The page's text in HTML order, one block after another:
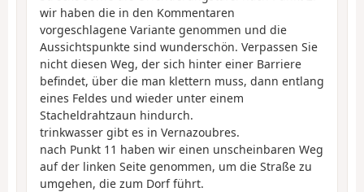
wir haben die in den Kommentaren
vorgeschlagene Variante genommen und die
Aussichtspunkte sind wunderschön. Verpassen Sie
nicht diesen Weg, der sich hinter einer Barriere
befindet, über die man klettern muss, dann entlang
eines Feldes und wieder unter einem
Stacheldrahtzaun hindurch.
trinkwasser gibt es in Vernazoubres.
nach Punkt 11 haben wir einen unscheinbaren Weg
auf der linken Seite genommen, um die Straße zu
umgehen, die zum Dorf führt.